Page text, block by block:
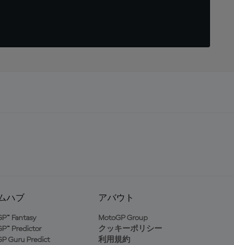
ハブ
Fantasy
Predictor
Guru Predict
アバウト
MotoGP Group
クッキーポリシー
利用規約